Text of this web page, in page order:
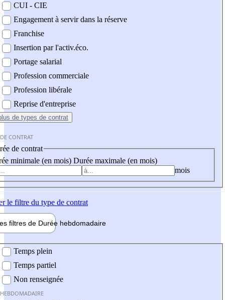
CUI - CIE
Engagement à servir dans la réserve
Franchise
Insertion par l'activ.éco.
Portage salarial
Profession commerciale
Profession libérale
Reprise d'entreprise
de types de contrat
CONTRAT
de contrat
minimale (en mois) Durée maximale (en mois)
mois
le filtre du type de contrat
filtres de Durée hebdomadaire
Temps plein
Temps partiel
Non renseignée